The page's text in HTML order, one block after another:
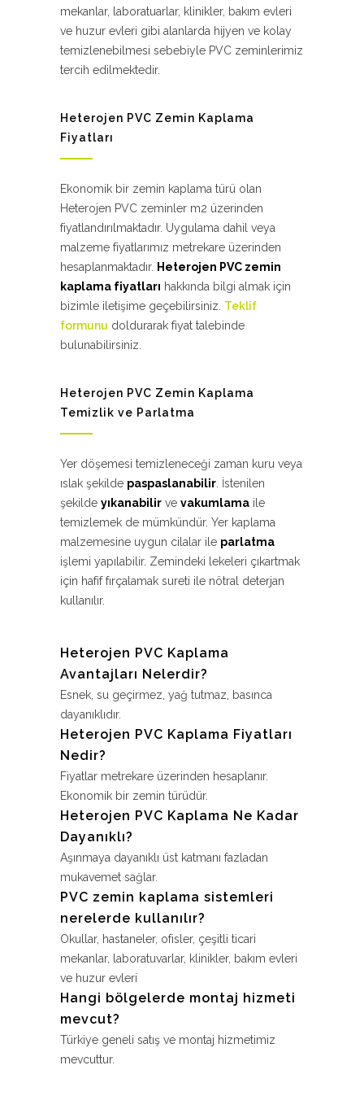
mekanlar, laboratuarlar, klinikler, bakım evleri
ve huzur evleri gibi alanlarda hijyen ve kolay
temizlenebilmesi sebebiyle PVC zeminlerimiz
tercih edilmektedir.
Heterojen PVC Zemin Kaplama
Fiyatları
Ekonomik bir zemin kaplama türü olan
Heterojen PVC zeminler m2 üzerinden
fiyatlandırılmaktadır. Uygulama dahil veya
malzeme fiyatlarımız metrekare üzerinden
hesaplanmaktadır. Heterojen PVC zemin
kaplama fiyatları hakkında bilgi almak için
bizimle iletişime geçebilirsiniz. Teklif
formunu doldurarak fiyat talebinde
bulunabilirsiniz.
Heterojen PVC Zemin Kaplama
Temizlik ve Parlatma
Yer döşemesi temizleneceği zaman kuru veya
ıslak şekilde paspaslanabilir. İstenilen
şekilde yıkanabilir ve vakumlama ile
temizlemek de mümkündür. Yer kaplama
malzemesine uygun cilalar ile parlatma
işlemi yapılabilir. Zemindeki lekeleri çıkartmak
için hafif fırçalamak sureti ile nötral deterjan
kullanılır.
Heterojen PVC Kaplama
Avantajları Nelerdir?
Esnek, su geçirmez, yağ tutmaz, basınca
dayanıklıdır.
Heterojen PVC Kaplama Fiyatları
Nedir?
Fiyatlar metrekare üzerinden hesaplanır.
Ekonomik bir zemin türüdür.
Heterojen PVC Kaplama Ne Kadar
Dayanıklı?
Aşınmaya dayanıklı üst katmanı fazladan
mukavemet sağlar.
PVC zemin kaplama sistemleri
nerelerde kullanılır?
Okullar, hastaneler, ofisler, çeşitli ticari
mekanlar, laboratuvarlar, klinikler, bakım evleri
ve huzur evleri
Hangi bölgelerde montaj hizmeti
mevcut?
Türkiye geneli satış ve montaj hizmetimiz
mevcuttur.